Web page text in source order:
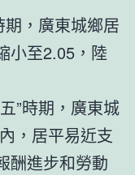
期，廣東城鄉居
小至2.05，陸
”時期，廣東城
，居平易近支
酬進步和勞動